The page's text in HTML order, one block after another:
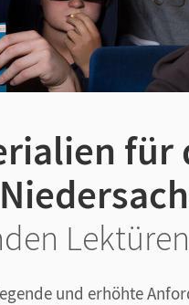
für
und erhöhte